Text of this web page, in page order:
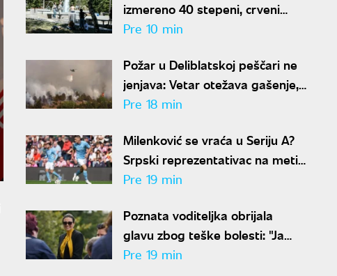
izmereno 40 stepeni, crveni
meteo-alarm i dalje na snazi
Pre 10 min
Požar u Deliblatskoj peščari ne
jenjava: Vetar otežava gašenje,
angažovani helikopteri MUP-a
Pre 18 min
Milenković se vraća u Seriju A?
Srpski reprezentativac na meti
italijanskog velikana
Pre 19 min
Poznata voditeljka obrijala
glavu zbog teške bolesti: "Ja
sam živi dokaz da se trauma
Pre 19 min